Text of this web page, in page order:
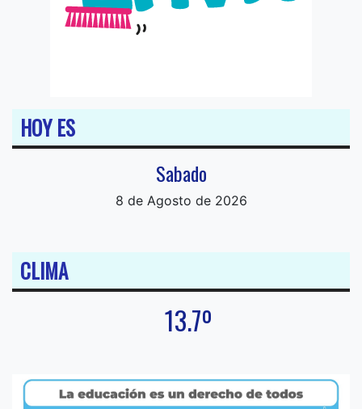
HOY ES
Sabado
8 de Agosto de 2026
CLIMA
13.7º